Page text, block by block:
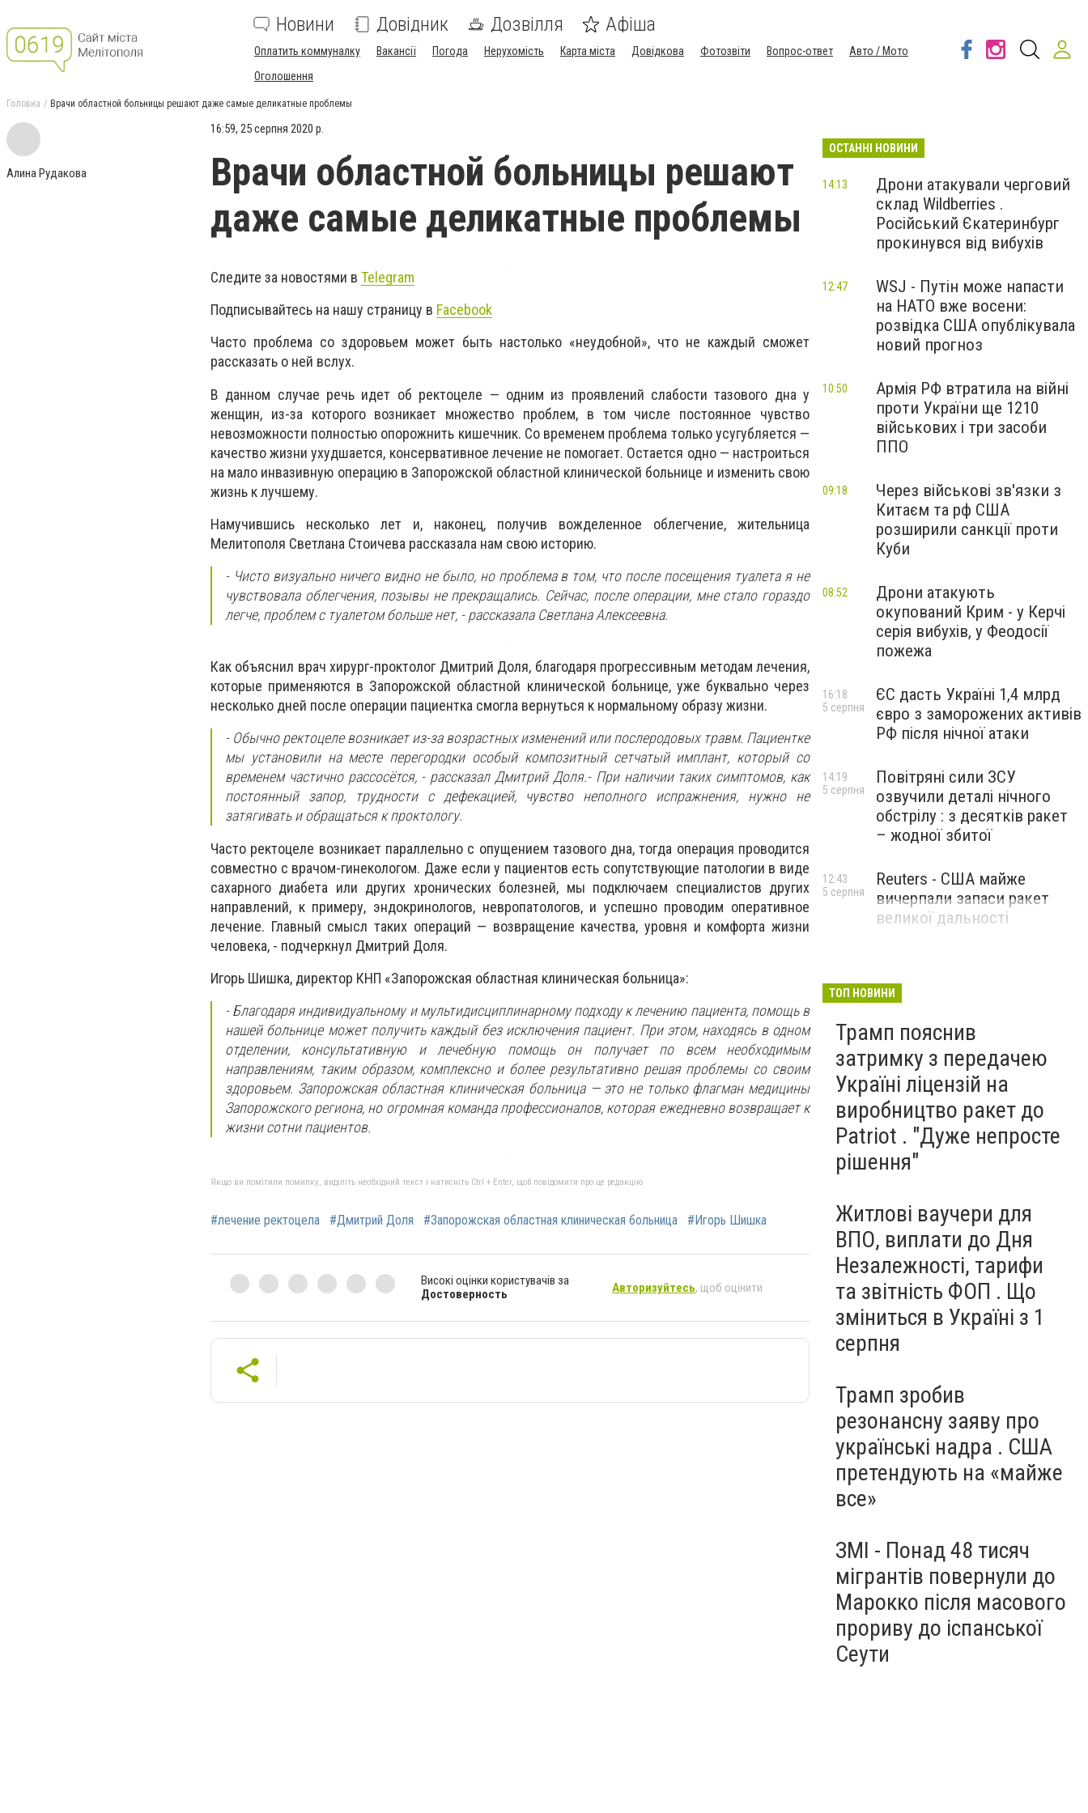
Новини Довідник Дозвілля Афіша
Оплатить коммуналку Вакансії Погода Нерухомість Карта міста Довідкова Фотозвіти Вопрос-ответ
Авто / Мото
Оголошення
Головна Врачи областной больницы решают даже самые деликатные проблемы
Алина Рудакова
16:59, 25 серпня 2020 р.
Врачи областной больницы решают
даже самые деликатные проблемы
Следите за новостями в Telegram
Подписывайтесь на нашу страницу в Facebook
Часто проблема со здоровьем может быть настолько «неудобной», что не каждый сможет
рассказать о ней вслух.
В данном случае речь идет об ректоцеле — одним из проявлений слабости тазового дна у
женщин, из-за которого возникает множество проблем, в том числе постоянное чувство
невозможности полностью опорожнить кишечник. Со временем проблема только усугубляется —
качество жизни ухудшается, консервативное лечение не помогает. Остается одно — настроиться
на мало инвазивную операцию в Запорожской областной клинической больнице и изменить свою
жизнь к лучшему.
Намучившись несколько лет и, наконец, получив вожделенное облегчение, жительница
Мелитополя Светлана Стоичева рассказала нам свою историю.
- Чисто визуально ничего видно не было, но проблема в том, что после посещения туалета я не
чувствовала облегчения, позывы не прекращались. Сейчас, после операции, мне стало гораздо
легче, проблем с туалетом больше нет, - рассказала Светлана Алексеевна.
Как объяснил врач хирург-проктолог Дмитрий Доля, благодаря прогрессивным методам лечения,
которые применяются в Запорожской областной клинической больнице, уже буквально через
несколько дней после операции пациентка смогла вернуться к нормальному образу жизни.
- Обычно ректоцеле возникает из-за возрастных изменений или послеродовых травм. Пациентке
мы установили на месте перегородки особый композитный сетчатый имплант, который со
временем частично рассосётся,- рассказал Дмитрий Доля.- При наличии таких симптомов, как
постоянный запор, трудности с дефекацией, чувство неполного испражнения, нужно не
затягивать и обращаться к проктологу.
Часто ректоцеле возникает параллельно с опущением тазового дна, тогда операция проводится
совместно с врачом-гинекологом. Даже если у пациентов есть сопутствующие патологии в виде
сахарного диабета или других хронических болезней, мы подключаем специалистов других
направлений, к примеру, эндокринологов, невропатологов, и успешно проводим оперативное
лечение. Главный смысл таких операций — возвращение качества, уровня и комфорта жизни
человека, - подчеркнул Дмитрий Доля.
Игорь Шишка, директор КНП «Запорожская областная клиническая больница»:
- Благодаря индивидуальному и мультидисциплинарному подходу к лечению пациента, помощь в
нашей больнице может получить каждый без исключения пациент. При этом, находясь в одном
отделении, консультативную и лечебную помощь он получает по всем необходимым
направлениям, таким образом, комплексно и более результативно решая проблемы со своим
здоровьем. Запорожская областная клиническая больница — это не только флагман медицины
Запорожского региона, но огромная команда профессионалов, которая ежедневно возвращает к
жизни сотни пациентов.
Якщо ви помітили помилку, виділіть необхідний текст і натисніть Ctrl + Enter, щоб повідомити про це редакцію
#лечение ректоцела #Дмитрий Доля #Запорожская областная клиническая больница #Игорь Шишка
Високі оцінки користувачів за
Достоверность
Авторизуйтесь, щоб оцінити
ОСТАННІ НОВИНИ
Дрони атакували черговий
склад Wildberries .
Російський Єкатеринбург
прокинувся від вибухів
14:13
WSJ - Путін може напасти
на НАТО вже восени:
розвідка США опублікувала
новий прогноз
12:47
Армія РФ втратила на війні
проти України ще 1210
військових і три засоби
ППО
10:50
Через військові зв'язки з
Китаєм та рф США
розширили санкції проти
Куби
09:18
Дрони атакують
окупований Крим - у Керчі
серія вибухів, у Феодосії
пожежа
08:52
ЄС дасть Україні 1,4 млрд
євро з заморожених активів
РФ після нічної атаки
16:18
5 серпня
Повітряні сили ЗСУ
озвучили деталі нічного
обстрілу : з десятків ракет
– жодної збитої
14:19
5 серпня
Reuters - США майже
вичерпали запаси ракет
великої дальності
12:43
5 серпня
ТОП НОВИНИ
Трамп пояснив
затримку з передачею
Україні ліцензій на
виробництво ракет до
Patriot . "Дуже непросте
рішення"
Житлові ваучери для
ВПО, виплати до Дня
Незалежності, тарифи
та звітність ФОП . Що
зміниться в Україні з 1
серпня
Трамп зробив
резонансну заяву про
українські надра . США
претендують на «майже
все»
ЗМІ - Понад 48 тисяч
мігрантів повернули до
Марокко після масового
прориву до іспанської
Сеути